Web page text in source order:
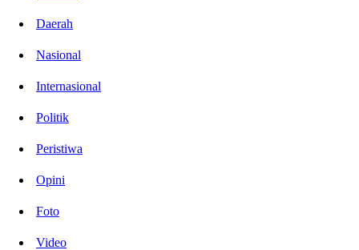
Daerah
Nasional
Internasional
Politik
Peristiwa
Opini
Foto
Video